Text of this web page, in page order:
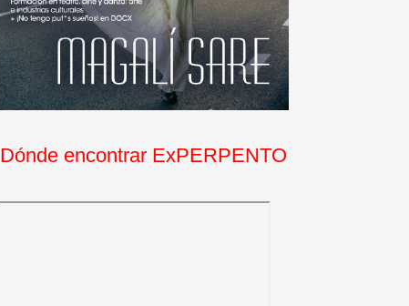
Dónde encontrar ExPERPENTO